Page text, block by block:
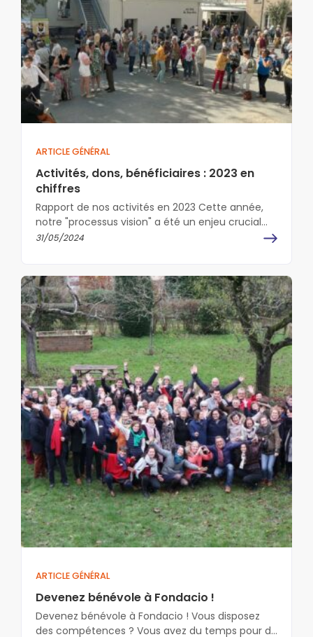
ARTICLE GÉNÉRAL
Activités, dons, bénéficiaires : 2023 en
chiffres
Rapport de nos activités en 2023 Cette année,
notre "processus vision" a été un enjeu crucial
pour notre communauté approchant…
31/05/2024
ARTICLE GÉNÉRAL
Devenez bénévole à Fondacio !
Devenez bénévole à Fondacio ! Vous disposez
des compétences ? Vous avez du temps pour du